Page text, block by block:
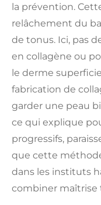
la prévention.
relâchement du
de tonus. Ici, pas
en collagène ou
le derme
fabrication de
garder une peau
ce qui explique
progressifs,
que cette
dans les instituts
combiner maîtrise